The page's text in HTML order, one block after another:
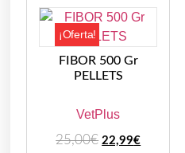
¡Oferta!
FIBOR 500 Gr
PELLETS
VetPlus
25,00€ 22,99€